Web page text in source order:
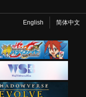
English 简体中文